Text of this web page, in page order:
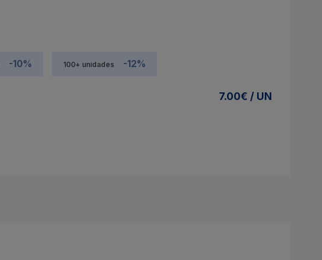
-10% 100+ unidades -12%
7.00€ / UN